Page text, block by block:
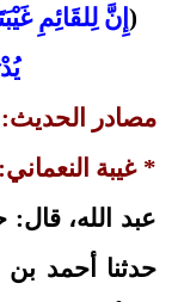
( إِنَّ لِلقَائِمِ
مصادر الحديث:
* غيبة النعماني:
عبد الله،
حدثنا أحمد